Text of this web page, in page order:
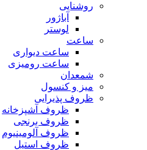
روشنایی
آباژور
لوستر
ساعت
ساعت دیواری
ساعت رومیزی
شمعدان
میز و کنسول
ظروف پذیرایی
ظروف آشپزخانه
ظروف برنجی
ظروف آلومینیوم
ظروف استیل